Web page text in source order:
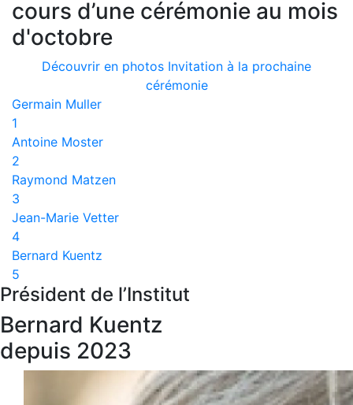
cours d’une cérémonie au mois
d'octobre
Découvrir en photos Invitation à la prochaine
cérémonie
Germain Muller
1
Antoine Moster
2
Raymond Matzen
3
Jean-Marie Vetter
4
Bernard Kuentz
5
Président de l’Institut
Bernard Kuentz
depuis 2023